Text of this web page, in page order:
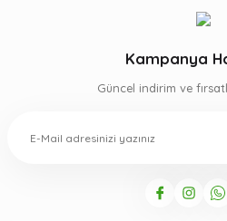
Kampanya
Güncel indirim ve